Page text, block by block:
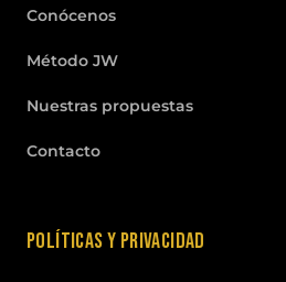
Conócenos
Método JW
Nuestras propuestas
Contacto
Políticas y privacidad